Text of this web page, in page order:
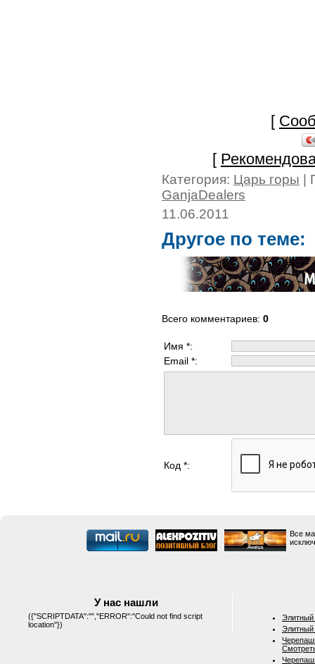
[
[
Категория: Царь горы |
GanjaDealers
11.06.2011
Другое по теме:
Всего комментариев: 0
Имя *:
Email *:
Код *:
Все
У нас нашли
({"SCRIPTDATA":"","ERROR":"Could not find script
location"})
Элитный
Элитный